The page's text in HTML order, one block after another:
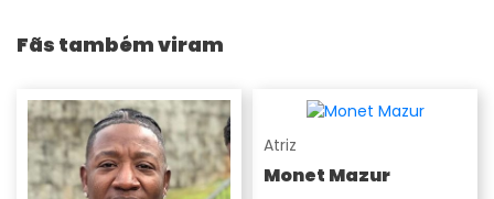
Fãs também viram
Atriz
Monet Mazur